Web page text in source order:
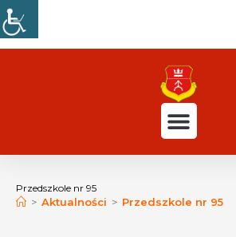
Przedszkole nr 95
> Aktualności > Przedszkole nr 95